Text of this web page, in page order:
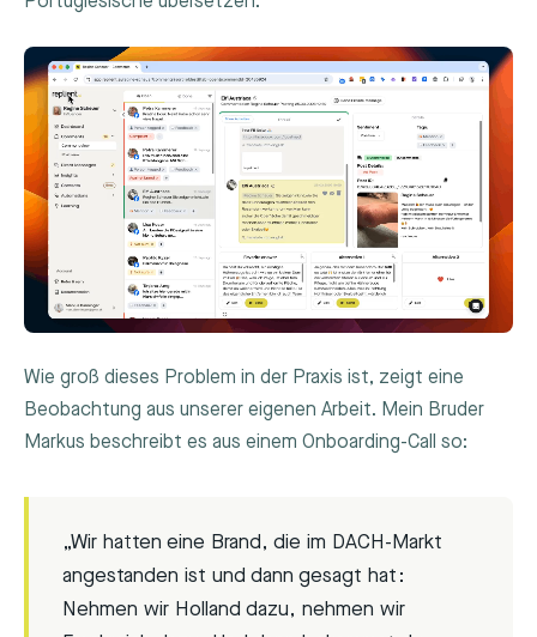
Wie groß dieses Problem in der Praxis ist, zeigt eine
Beobachtung aus unserer eigenen Arbeit. Mein Bruder
Markus beschreibt es aus einem Onboarding-Call so:
„Wir hatten eine Brand, die im DACH-Markt
angestanden ist und dann gesagt hat:
Nehmen wir Holland dazu, nehmen wir